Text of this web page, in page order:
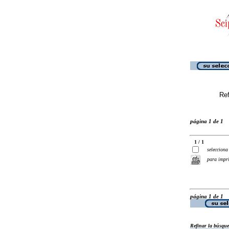
página 1 de 1
1 / 1
selecciona
para
página 1 de 1
Refinar la